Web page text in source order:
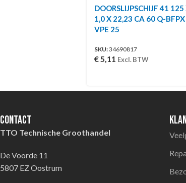
DOORSLIJPSCHIJF 41 125
1,0 X 22,23 CA 60 Q-BFPX
VPE 25
SKU:34690817
€5,11 Excl. BTW
Contact
TTO Technische Groothandel
De Voorde 11
5807 EZ Oostrum